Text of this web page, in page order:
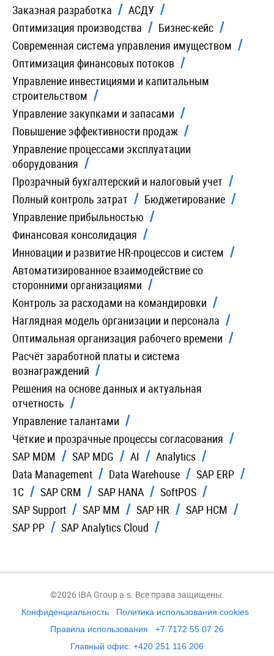
Заказная разработка
АСДУ
Оптимизация производства
Бизнес-кейс
Современная система управления имуществом
Оптимизация финансовых потоков
Управление инвестициями и капитальным
строительством
Управление закупками и запасами
Повышение эффективности продаж
Управление процессами эксплуатации
оборудования
Прозрачный бухгалтерский и налоговый учет
Полный контроль затрат
Бюджетирование
Управление прибыльностью
Финансовая консолидация
Инновации и развитие HR-процессов и систем
Автоматизированное взаимодействие со
сторонними организациями
Контроль за расходами на командировки
Наглядная модель организации и персонала
Оптимальная организация рабочего времени
Расчёт заработной платы и система
вознаграждений
Решения на основе данных и актуальная
отчетность
Управление талантами
Чёткие и прозрачные процессы согласования
SAP MDM
SAP MDG AI
Analytics
Data Management
Data Warehouse
SAP ERP
1C
SAP CRM SAP HANA
SoftPOS
SAP Support
SAP MM SAP HR
SAP HCM
SAP PP
SAP Analytics Cloud
©2026 IBA Group a.s. Все права защищены.
Конфиденциальность
Политика использования cookies
Правила использования
+7 7172 55 07 26
Главный офис: +420 251 116 206